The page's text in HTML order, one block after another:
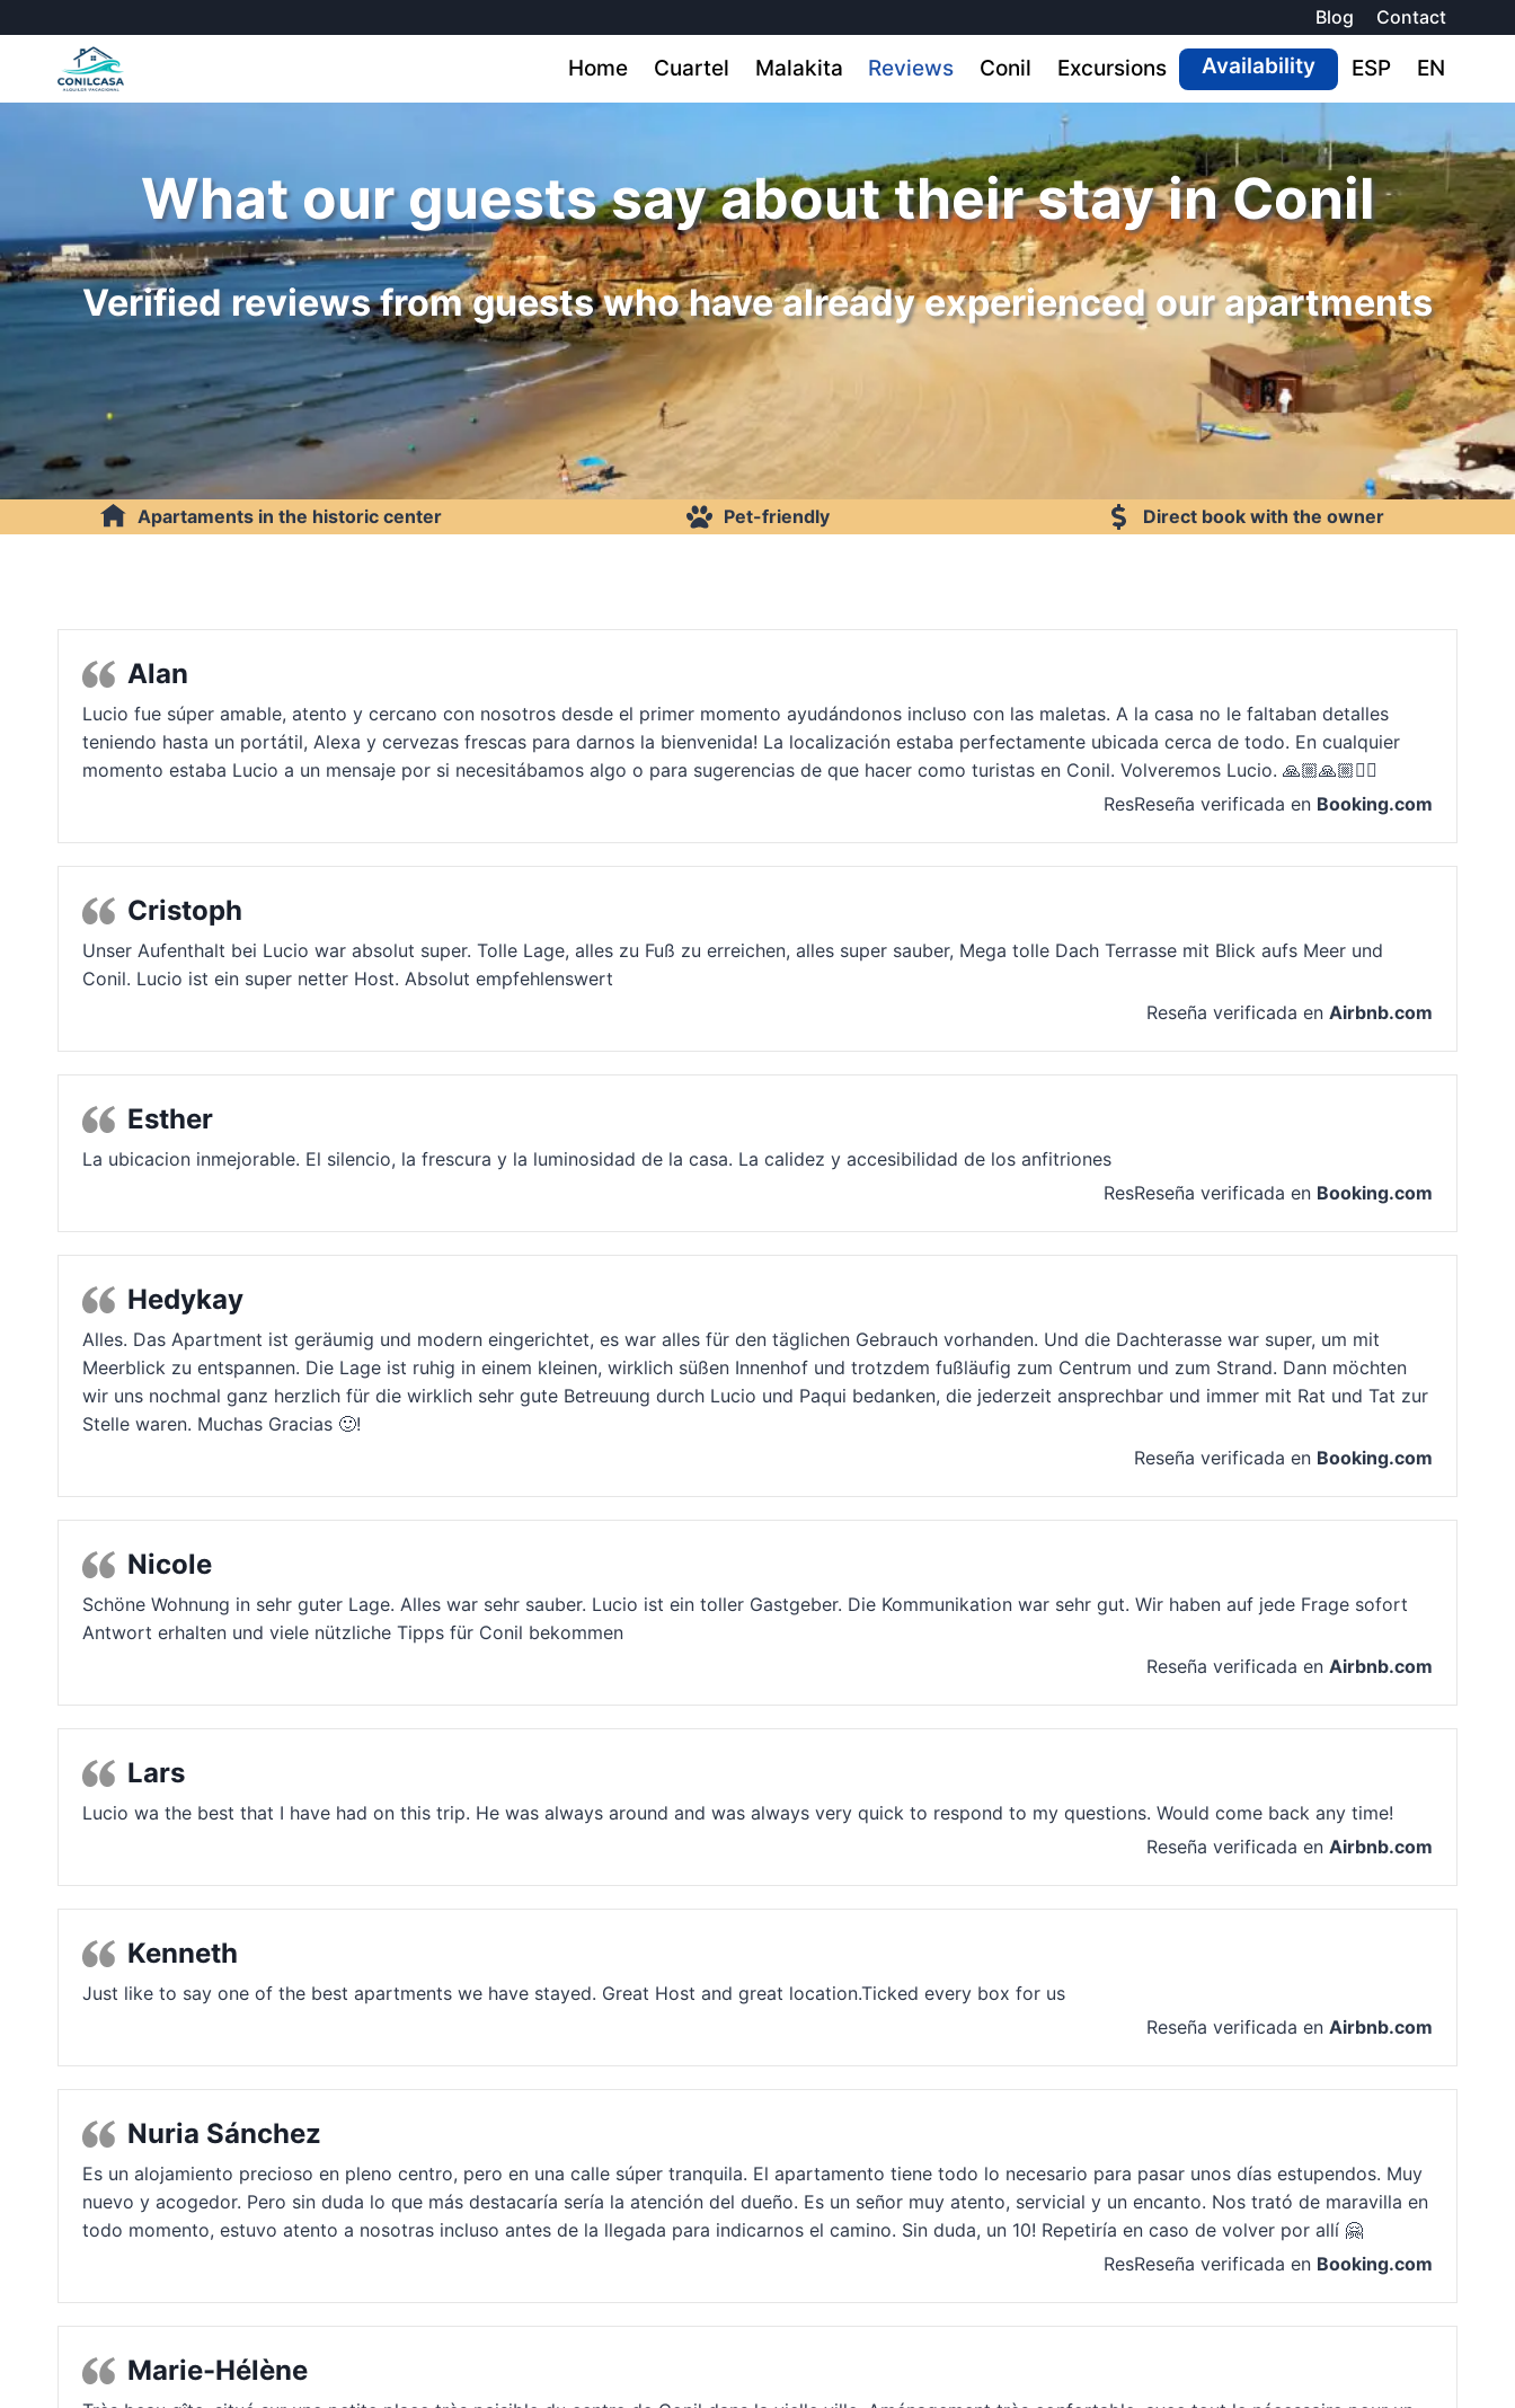
to
content
Blog Contact
Home Cuartel Malakita Reviews Conil Excursions Availability ESP EN
What our guests say about their stay in Conil
Verified reviews from guests who have already experienced our apartments
Apartaments in the historic center Pet-friendly Direct book with the owner
Alan
Lucio fue súper amable, atento y cercano con nosotros desde el primer momento ayudándonos incluso con las maletas. A la casa no le faltaban detalles
teniendo hasta un portátil, Alexa y cervezas frescas para darnos la bienvenida! La localización estaba perfectamente ubicada cerca de todo. En cualquier
momento estaba Lucio a un mensaje por si necesitábamos algo o para sugerencias de que hacer como turistas en Conil. Volveremos Lucio. 🙏🏼🙏🏼✊🏼
ResReseña verificada en Booking.com
Cristoph
Unser Aufenthalt bei Lucio war absolut super. Tolle Lage, alles zu Fuß zu erreichen, alles super sauber, Mega tolle Dach Terrasse mit Blick aufs Meer und
Conil. Lucio ist ein super netter Host. Absolut empfehlenswert
Reseña verificada en Airbnb.com
Esther
La ubicacion inmejorable. El silencio, la frescura y la luminosidad de la casa. La calidez y accesibilidad de los anfitriones
ResReseña verificada en Booking.com
Hedykay
Alles. Das Apartment ist geräumig und modern eingerichtet, es war alles für den täglichen Gebrauch vorhanden. Und die Dachterasse war super, um mit
Meerblick zu entspannen. Die Lage ist ruhig in einem kleinen, wirklich süßen Innenhof und trotzdem fußläufig zum Centrum und zum Strand. Dann möchten
wir uns nochmal ganz herzlich für die wirklich sehr gute Betreuung durch Lucio und Paqui bedanken, die jederzeit ansprechbar und immer mit Rat und Tat zur
Stelle waren. Muchas Gracias 🙂!
Reseña verificada en Booking.com
Nicole
Schöne Wohnung in sehr guter Lage. Alles war sehr sauber. Lucio ist ein toller Gastgeber. Die Kommunikation war sehr gut. Wir haben auf jede Frage sofort
Antwort erhalten und viele nützliche Tipps für Conil bekommen
Reseña verificada en Airbnb.com
Lars
Lucio wa the best that I have had on this trip. He was always around and was always very quick to respond to my questions. Would come back any time!
Reseña verificada en Airbnb.com
Kenneth
Just like to say one of the best apartments we have stayed. Great Host and great location.Ticked every box for us
Reseña verificada en Airbnb.com
Nuria Sánchez
Es un alojamiento precioso en pleno centro, pero en una calle súper tranquila. El apartamento tiene todo lo necesario para pasar unos días estupendos. Muy
nuevo y acogedor. Pero sin duda lo que más destacaría sería la atención del dueño. Es un señor muy atento, servicial y un encanto. Nos trató de maravilla en
todo momento, estuvo atento a nosotras incluso antes de la llegada para indicarnos el camino. Sin duda, un 10! Repetiría en caso de volver por allí 🤗
ResReseña verificada en Booking.com
Marie-Hélène